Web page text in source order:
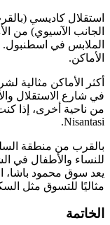
استقلال كاديسي
الجانب الآسيوي) من
الملابس في اسطنبول.
الأماكن.
أكثر الأماكن مثالية
في شارع الاستقلال
من ناحية أخرى، إذا
Nisantasi.
بالقرب من منطقة
للنساء والأطفال في
يعد سوق محمود باشا،
مثاليًا للتسوق مثل
الخاتمة